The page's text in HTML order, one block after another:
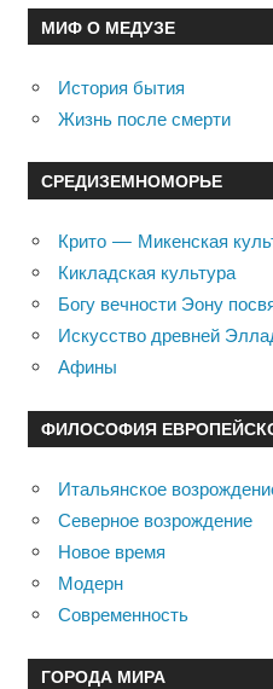
МИФ О МЕДУЗЕ
История бытия
Жизнь после смерти
СРЕДИЗЕМНОМОРЬЕ
Крито — Микенская
Кикладская культура
Богу вечности Эону
Искусство древней
Афины
ФИЛОСОФИЯ
Итальянское
Северное возрождение
Новое время
Модерн
Современность
ГОРОДА МИРА